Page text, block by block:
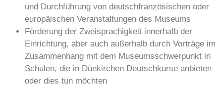
und Durchführung von deutschfranzösischen oder
europäischen Veranstaltungen des Museums
Förderung der Zweisprachigkeit innerhalb der
Einrichtung, aber auch außerhalb durch Vorträge im
Zusammenhang mit dem Museumsschwerpunkt in
Schulen, die in Dünkirchen Deutschkurse anbieten
oder dies tun möchten